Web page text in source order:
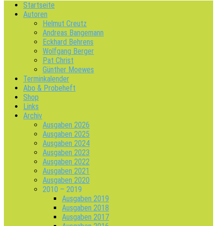
Startseite
Autoren
Helmut Creutz
Andreas Bangemann
Eckhard Behrens
Wolfgang Berger
Pat Christ
Günther Moewes
Terminkalender
Abo & Probeheft
Shop
Links
Archiv
Ausgaben 2026
Ausgaben 2025
Ausgaben 2024
Ausgaben 2023
Ausgaben 2022
Ausgaben 2021
Ausgaben 2020
2010 – 2019
Ausgaben 2019
Ausgaben 2018
Ausgaben 2017